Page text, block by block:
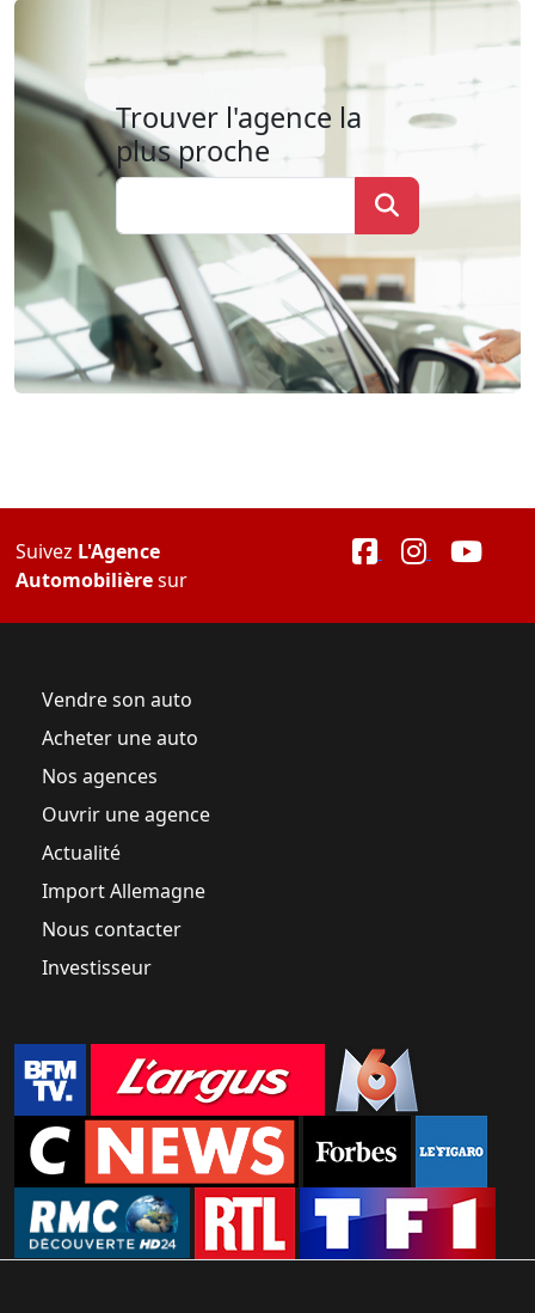
Trouver l'agence la
plus proche
Suivez L'Agence
Automobilièresur
Vendre son auto
Acheter une auto
Nos agences
Ouvrir une agence
Actualité
Import Allemagne
Nous contacter
Investisseur